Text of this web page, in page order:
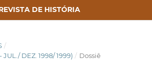
DE HISTÓRIA
/
DEZ. 1998/ 1999) / Dossiê